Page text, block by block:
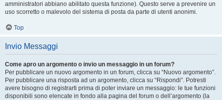
amministratori abbiano abilitato questa funzione). Questo serve a prevenire un
uso scorretto o malevolo del sistema di posta da parte di utenti anonimi.
Top
Invio Messaggi
Come apro un argomento o invio un messaggio in un forum?
Per pubblicare un nuovo argomento in un forum, clicca su “Nuovo argomento”.
Per pubblicare una risposta ad un argomento, clicca su “Rispondi”. Potresti
avere bisogno di registrarti prima di poter inviare un messaggio: le tue funzioni
disponibili sono elencate in fondo alla pagina del forum o dell’argomento (la